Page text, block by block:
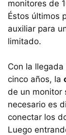
monitores de
Éstos últimos
auxiliar para
limitado.
Con la
cinco años, la
de un monitor
necesario es
conectar los
Luego